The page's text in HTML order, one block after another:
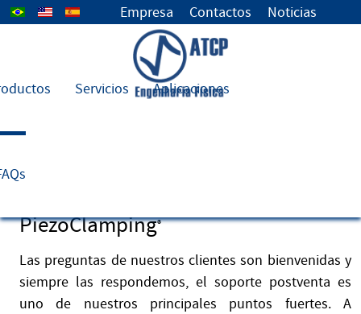
Seleccione su idiomaEmpresa Contactos Noticias
Servicios Aplicaciones
PiezoClamping®
Las preguntas de nuestros clientes son bienvenidas y
siempre las respondemos, el soporte postventa es
uno de nuestros principales puntos fuertes. A